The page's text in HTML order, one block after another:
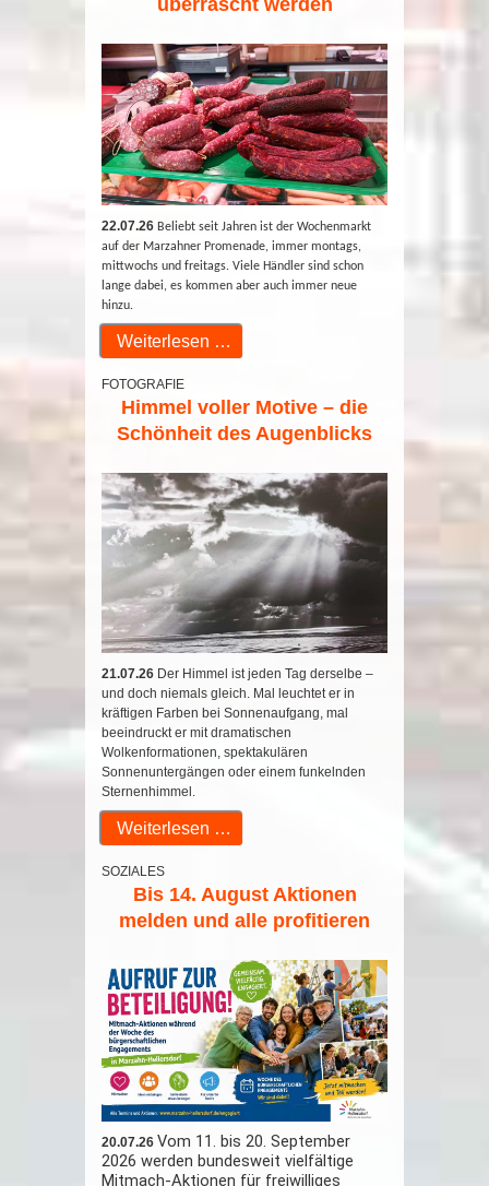
überrascht werden
22.07.26 Beliebt seit Jahren ist der Wochenmarkt
auf der Marzahner Promenade, immer montags,
mittwochs und freitags. Viele Händler sind schon
lange dabei, es kommen aber auch immer neue
hinzu.
Weiterlesen …
FOTOGRAFIE
Himmel voller Motive – die
Schönheit des Augenblicks
21.07.26 Der Himmel ist jeden Tag derselbe –
und doch niemals gleich. Mal leuchtet er in
kräftigen Farben bei Sonnenaufgang, mal
beeindruckt er mit dramatischen
Wolkenformationen, spektakulären
Sonnenuntergängen oder einem funkelnden
Sternenhimmel.
Weiterlesen …
SOZIALES
Bis 14. August Aktionen
melden und alle profitieren
20.07.26 Vom 11. bis 20. September
2026 werden bundesweit vielfältige
Mitmach-Aktionen für freiwilliges